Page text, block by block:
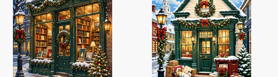
Librería
Navidad
Acogedora
cabaña
navideña